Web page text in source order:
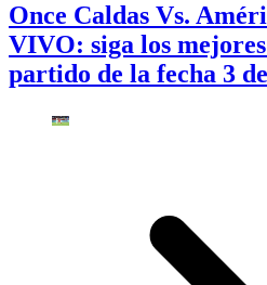
Once Caldas Vs.
VIVO: siga los
partido de la fecha 3